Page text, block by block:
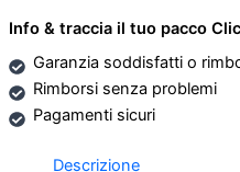
Info & traccia il tuo pacco
Garanzia soddisfatti o
Rimborsi senza problemi
Pagamenti sicuri
Descrizione